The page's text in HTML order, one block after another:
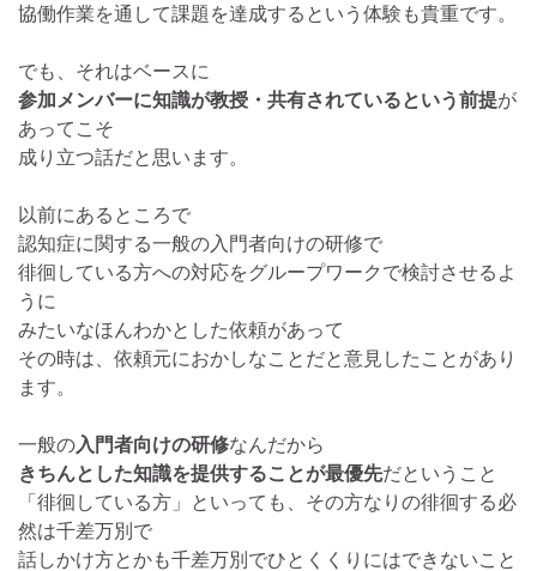
協働作業を通して課題を達成するという体験も貴重です。
でも、それはベースに
参加メンバーに知識が教授・共有されているという前提が
あってこそ
成り立つ話だと思います。
以前にあるところで
認知症に関する一般の入門者向けの研修で
徘徊している方への対応をグループワークで検討させるよ
うに
みたいなほんわかとした依頼があって
その時は、依頼元におかしなことだと意見したことがあり
ます。
一般の 入門者向けの研修なんだから
きちんとした知識を提供することが最優先だということ
「徘徊している方」といっても、その方なりの徘徊する必
然は千差万別で
話しかけ方とかも千差万別でひとくくりにはできないこと